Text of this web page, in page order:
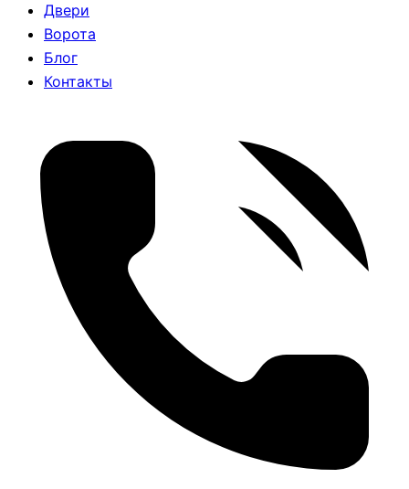
Двери
Ворота
Блог
Контакты